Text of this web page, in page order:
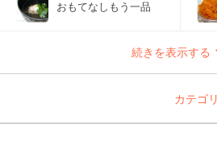
おもてなしもう一品
続きを表示する
カテゴ